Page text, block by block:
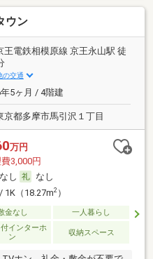
ウン
王電鉄相模原線 京王永山駅 徒
の交通
5ヶ月 / 4階建
京都多摩市馬引沢１丁目
万円
3,000円
なし
なし
1K（18.27m2）
金なし 一人暮らし
インターホ
ン
収納スペース